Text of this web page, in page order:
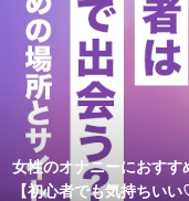
女性のオナニーにおすす
【初心者でも気持ちいい